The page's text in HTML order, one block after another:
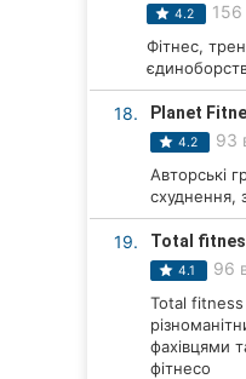
4.2 156
Фітнес,
18. Planet
4.2 93
Авторські
схуднення,
19. Total
4.1 96
Total fitness
фахівцями
фітнесо